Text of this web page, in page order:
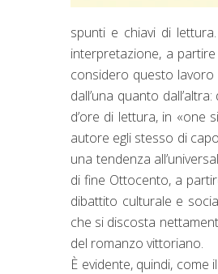
spunti e chiavi di
interpretazione, a
considero questo
dall’una quanto
d’ore di lettura, in «one
autore egli stesso di
una tendenza
di fine Ottocento, a
dibattito culturale e
che si discosta
del romanzo vittoriano.
È evidente, quindi,